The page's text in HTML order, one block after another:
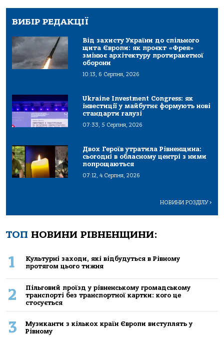
ВИБІР РЕДАКЦІЇ
Від захисту України до спільного
щита Європи: як проєкт «Фрея»
змінює архітектуру протиракетної
оборони
10:13, 6 Серпня, 2026
Ukraine Investment Congress: як
інвестиції у майбутнє формують нові
стандарти галузі
07:33, 5 Серпня, 2026
Двох Героїв утратила Рівненщина:
сьогодні в обласному центрі з ними
попрощаються
07:12, 4 Серпня, 2026
НОВИНИ РОЗДІЛУ>
ТОП НОВИНИ РІВНЕНЩИНИ:
1
Культурні заходи, які відбудуться в Рівному
протягом цього тижня
2
Пільговий проїзд у рівненському громадському
транспорті без транспортної картки: кого це
стосується
3
Музиканти з кількох країн Європи виступлять у
Рівному